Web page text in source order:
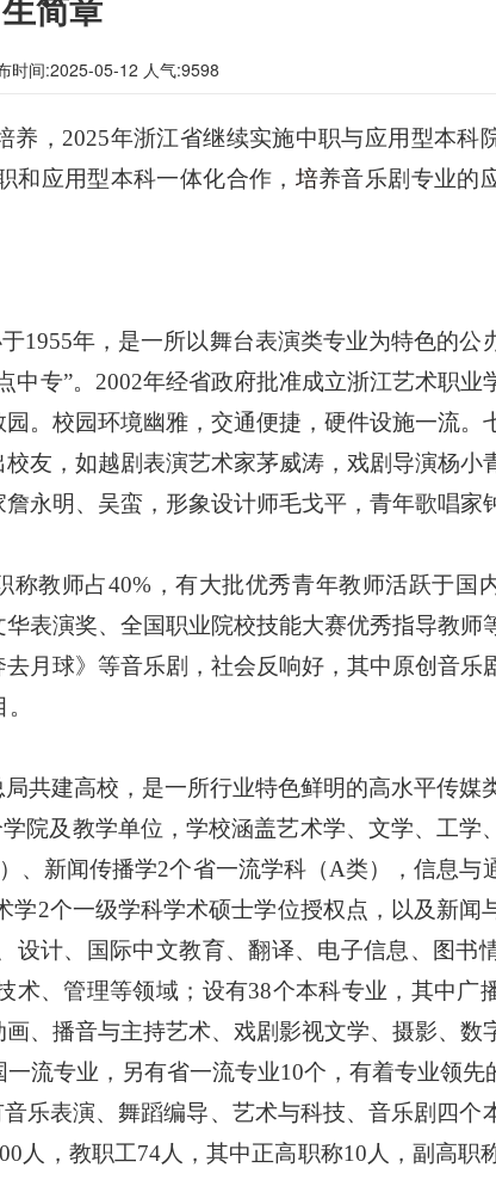
时间:2025-05-12 人气:9598
养， 2025年浙江省继续实施中职与应用型本科
和应用型本科一体化合作， 培养音乐剧专业的
1955年，是一所以舞台表演类专业为特色的公
专”。2002年经省政府批准成立浙江艺术职业
。校园环境幽雅，交通便捷，硬件设施一流。
友，如越剧表演艺术家茅威涛，戏剧导演杨小
永明、吴蛮，形象设计师毛戈平 ， 青年歌唱家
称教师占40%，有大批优秀青年教师活跃于国
表演奖、全国职业院校技能大赛优秀指导教师
月球》等音乐剧，社会反响好 ，其中原创音乐
。
共建高校，是一所行业特色鲜明的高水平传媒
学院及教学单位，学校涵盖艺术学、文学、工学
、新闻传播学2个省一流学科（A类），信息与
2个一级学科学术硕士学位授权点，以及新闻
计、国际中文教育、翻译、电子信息、图书
、管理等领域；设有38个本科专业，其中广
、播音与主持艺术、戏剧影视文学、摄影、数
流专业，另有省一流专业10个，有着专业领先
乐表演、舞蹈编导、艺术与科技、音乐剧四个
人，教职工74人，其中正高职称10人，副高职